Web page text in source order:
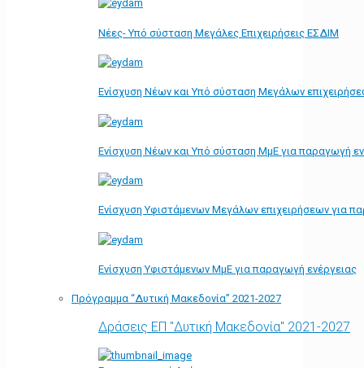
Νέες- Υπό σύσταση Μεγάλες Επιχειρήσεις ΕΣΔΙΜ
Ενίσχυση Νέων και Υπό σύσταση Μεγάλων
Ενίσχυση Νέων και Υπό σύσταση ΜμΕ για παραγωγή
Ενίσχυση Υφιστάμενων Μεγάλων επιχειρήσεων για
Ενίσχυση Υφιστάμενων ΜμΕ για παραγωγή ενέργειας
Πρόγραμμα “Δυτική Μακεδονία” 2021-2027
Δράσεις ΕΠ "Δυτική Μακεδονία" 2021-2027